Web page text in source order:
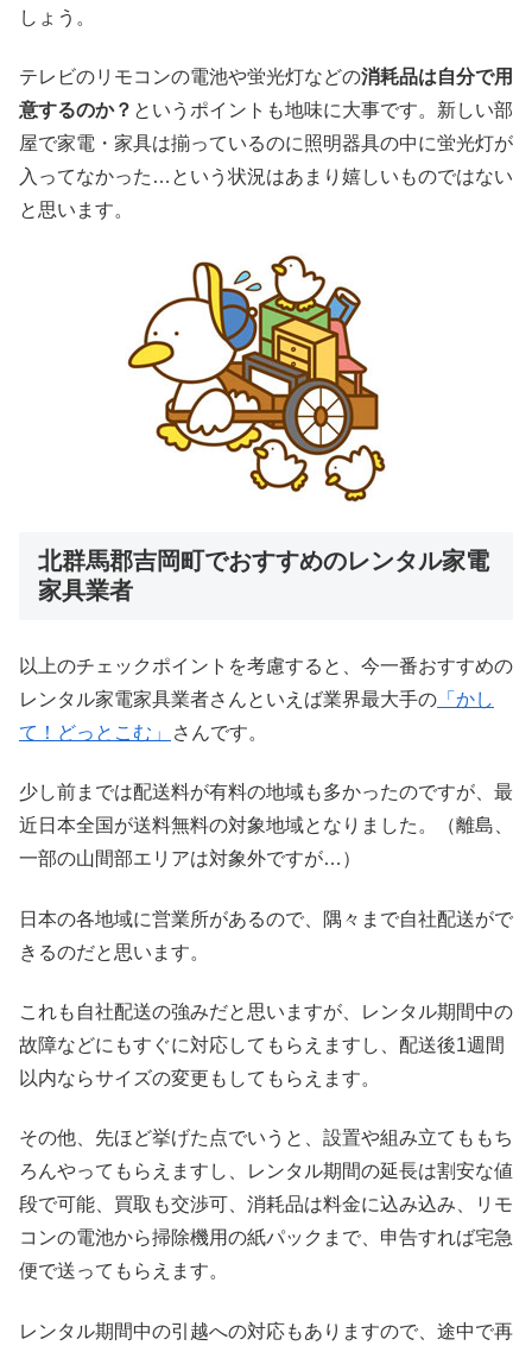
しょう。
テレビのリモコンの電池や蛍光灯などの消耗品は自分で用
意するのか？ というポイントも地味に大事です。新しい部
屋で家電・家具は揃っているのに照明器具の中に蛍光灯が
入ってなかった…という状況はあまり嬉しいものではない
と思います。
北群馬郡吉岡町でおすすめのレンタル家電
家具業者
以上のチェックポイントを考慮すると、今一番おすすめの
レンタル家電家具業者さんといえば業界最大手の 「かし
て！どっとこむ」
さんです。
少し前までは配送料が有料の地域も多かったのですが、最
近日本全国が送料無料の対象地域となりました。（離島、
一部の山間部エリアは対象外ですが…）
日本の各地域に営業所があるので、隅々まで自社配送がで
きるのだと思います。
これも自社配送の強みだと思いますが、レンタル期間中の
故障などにもすぐに対応してもらえますし、配送後1週間
以内ならサイズの変更もしてもらえます。
その他、先ほど挙げた点でいうと、設置や組み立てももち
ろんやってもらえますし、レンタル期間の延長は割安な値
段で可能、買取も交渉可、消耗品は料金に込み込み、リモ
コンの電池から掃除機用の紙パックまで、申告すれば宅急
便で送ってもらえます。
レンタル期間中の引越への対応もありますので、途中で再